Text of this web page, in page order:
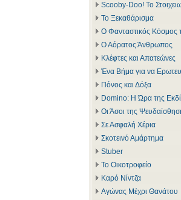
Scooby-Doo! Το
Το Ξεκαθάρισμα
Ο Φανταστικός Κόσμος
Ο Αόρατος Άνθρωπος
Κλέφτες και Απατεώνες
Ένα Βήμα για να
Πόνος και Δόξα
Domino: Η Ώρα της
Οι Άσοι της
Σε Ασφαλή Χέρια
Σκοτεινό Αμάρτημα
Stuber
Το Οικοτροφείο
Καρό Νίντζα
Αγώνας Μέχρι Θανάτου